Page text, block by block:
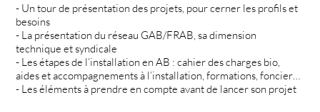
- Un tour de présentation des projets, pour cerner les profils et
besoins
- La présentation du réseau GAB/FRAB, sa dimension
technique et syndicale
- Les étapes de l’installation en AB : cahier des charges bio,
aides et accompagnements à l’installation, formations, foncier…
- Les éléments à prendre en compte avant de lancer son projet